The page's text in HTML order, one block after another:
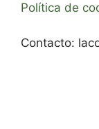
Política de
Contacto: